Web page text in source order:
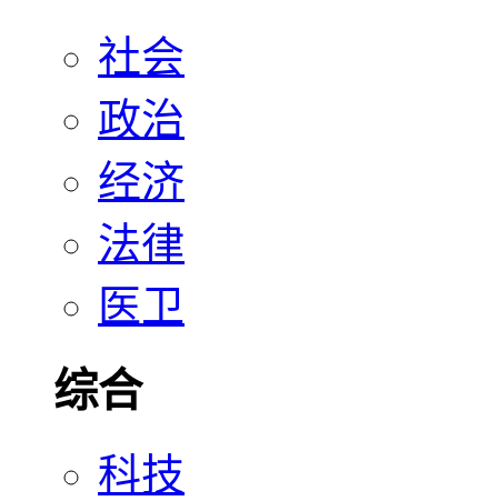
社会
政治
经济
法律
医卫
综合
科技